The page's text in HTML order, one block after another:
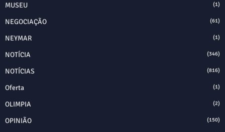
MUSEU (1)
NEGOCIAÇÃO (61)
NEYMAR (1)
NOTÍCIA (346)
NOTÍCIAS (816)
Oferta (1)
OLIMPIA (2)
OPINIÃO (150)